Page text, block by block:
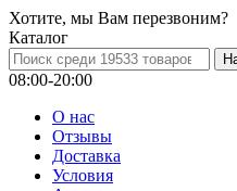
Хотите, мы Вам перезвоним?
Каталог
08:00-20:00
О нас
Отзывы
Доставка
Условия